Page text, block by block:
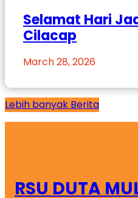
Selamat Hari
Cilacap
March 28, 2026
Lebih banyak Berita
RSU DUTA